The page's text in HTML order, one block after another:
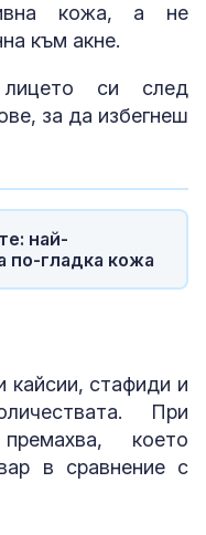
кожа, а не
към акне.
си след
за да избегнеш
най-
по-гладка кожа
кайсии, стафиди и
При
което
в сравнение с